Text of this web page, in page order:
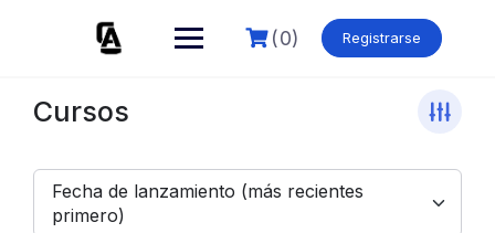
(0) Registrarse
Cursos
Fecha de lanzamiento (más recientes
primero)